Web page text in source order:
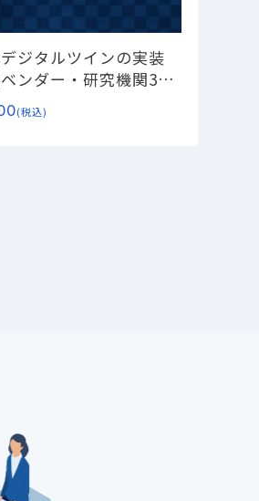
ジタルツインの実装
ンダー・研究機関30
・エネルギー・AIの
えるエコシステム―
(税込)